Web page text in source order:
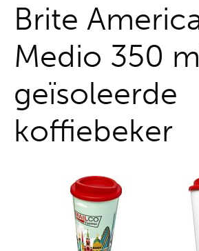
Brite
Medio 350
geïsoleerde
koffiebeker